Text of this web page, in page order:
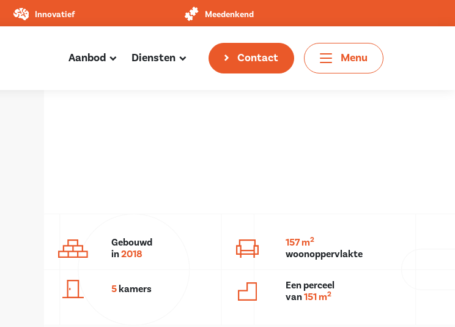
Innovatief Meedenkend
Aanbod Diensten Contact Menu
Gebouwd
in2018
157 m2
woonoppervlakte
5kamers
Een perceel
van151 m2